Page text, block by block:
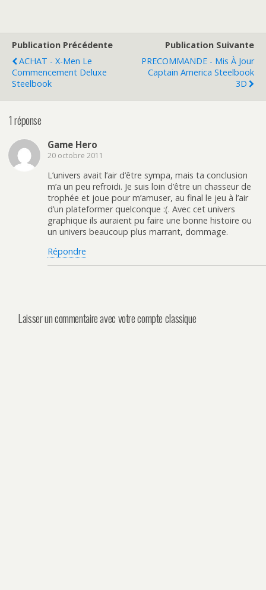
Publication Précédente
ACHAT - X-Men Le
Commencement Deluxe
Steelbook
Publication Suivante
PRECOMMANDE - Mis À Jour
Captain America Steelbook
3D
1 réponse
Game Hero
20 octobre 2011
L’univers avait l’air d’être sympa, mais ta conclusion
m’a un peu refroidi. Je suis loin d’être un chasseur de
trophée et joue pour m’amuser, au final le jeu à l’air
d’un plateformer quelconque :(. Avec cet univers
graphique ils auraient pu faire une bonne histoire ou
un univers beaucoup plus marrant, dommage.
Répondre
Laisser un commentaire avec votre compte classique